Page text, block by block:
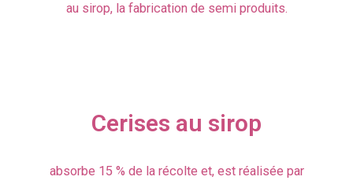
au sirop, la fabrication de semi produits.
Cerises au sirop
absorbe 15 % de la récolte et, est réalisée par